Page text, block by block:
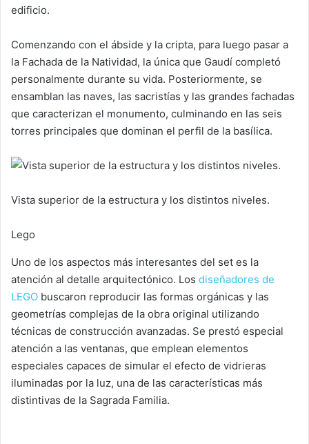
edificio.
Comenzando con el ábside y la cripta, para luego pasar a
la Fachada de la Natividad, la única que Gaudí completó
personalmente durante su vida. Posteriormente, se
ensamblan las naves, las sacristías y las grandes fachadas
que caracterizan el monumento, culminando en las seis
torres principales que dominan el perfil de la basílica.
Vista superior de la estructura y los distintos niveles.
Lego
Uno de los aspectos más interesantes del set es la
atención al detalle arquitectónico. Los diseñadores de
LEGO buscaron reproducir las formas orgánicas y las
geometrías complejas de la obra original utilizando
técnicas de construcción avanzadas. Se prestó especial
atención a las ventanas, que emplean elementos
especiales capaces de simular el efecto de vidrieras
iluminadas por la luz, una de las características más
distintivas de la Sagrada Familia.